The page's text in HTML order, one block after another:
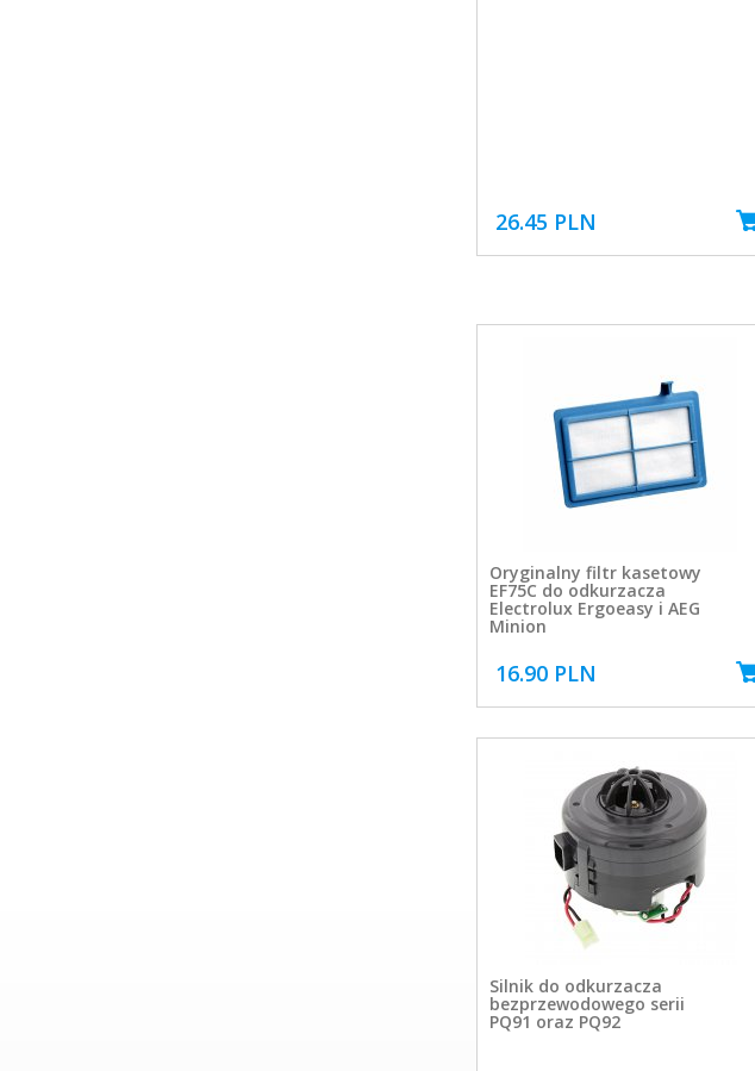
26.45 PLN
Oryginalny filtr kasetowy
EF75C do odkurzacza
Electrolux Ergoeasy i AEG
Minion
16.90 PLN
Silnik do odkurzacza
bezprzewodowego serii
PQ91 oraz PQ92